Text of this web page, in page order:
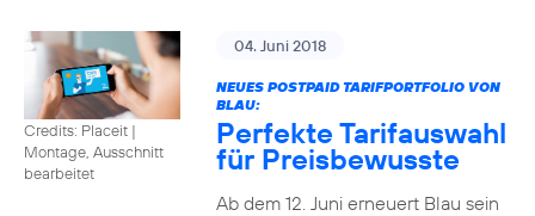
Credits: Placeit |
Montage, Ausschnitt
bearbeitet
04. Juni 2018
NEUES POSTPAID TARIFPORTFOLIO VON
BLAU:
Perfekte Tarifauswahl
für Preisbewusste
Ab dem 12. Juni erneuert Blau sein